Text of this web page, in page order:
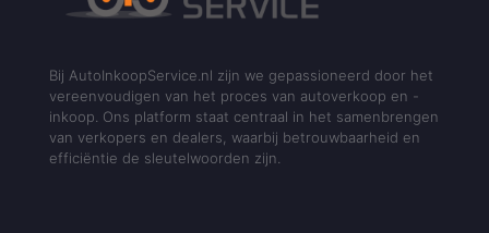
Bij AutoInkoopService.nl zijn we gepassioneerd door het
vereenvoudigen van het proces van autoverkoop en -
inkoop. Ons platform staat centraal in het samenbrengen
van verkopers en dealers, waarbij betrouwbaarheid en
efficiëntie de sleutelwoorden zijn.